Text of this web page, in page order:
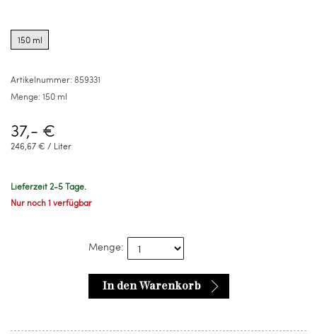
options
for
150 ml
Artikelnummer: 859331
Menge: 150 ml
37,- €
246,67 € / Liter
Lieferzeit 2-5 Tage.
Nur noch 1 verfügbar
Menge:
In den Warenkorb